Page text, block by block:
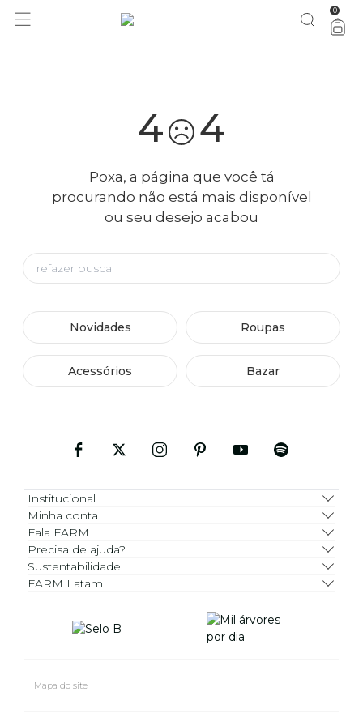
você merece 30% OFF pra comemorar com a gente aproveita! 0
4 4
Poxa, a página que você tá
procurando não está mais disponível
ou seu desejo acabou
Novidades Roupas
Acessórios Bazar
Institucional
Minha conta
Fala FARM
Precisa de ajuda?
Sustentabilidade
FARM Latam
Mapa do site